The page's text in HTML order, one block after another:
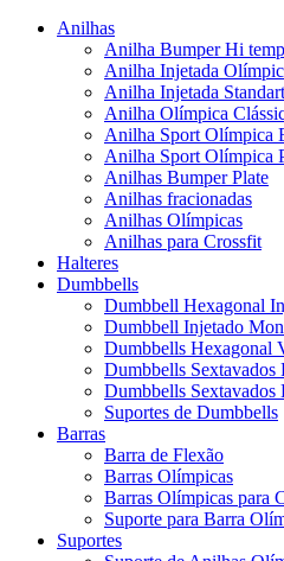
Anilhas
Anilha Bumper Hi temp
Anilha Injetada
Anilha Injetada Standart
Anilha Olímpica
Anilha Sport Olímpica
Anilha Sport Olímpica
Anilhas Bumper Plate
Anilhas fracionadas
Anilhas Olímpicas
Anilhas para Crossfit
Halteres
Dumbbells
Dumbbell Hexagonal
Dumbbell Injetado
Dumbbells Hexagonal
Dumbbells Sextavados
Dumbbells Sextavados
Suportes de Dumbbells
Barras
Barra de Flexão
Barras Olímpicas
Barras Olímpicas para
Suporte para Barra
Suportes